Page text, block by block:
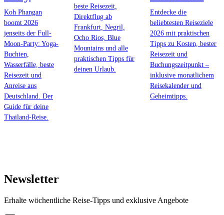
Koh Phangan
boomt 2026
jenseits der Full-
Moon-Party: Yoga-
Buchten,
Wasserfälle, beste
Reisezeit und
Anreise aus
Deutschland. Der
Guide für deine
Thailand-Reise.
beste Reisezeit,
Direktflug ab
Frankfurt, Negril,
Ocho Rios, Blue
Mountains und alle
praktischen Tipps für
deinen Urlaub.
Entdecke die
beliebtesten Reiseziele
2026 mit praktischen
Tipps zu Kosten, bester
Reisezeit und
Buchungszeitpunkt –
inklusive monatlichem
Reisekalender und
Geheimtipps.
Newsletter
Erhalte wöchentliche Reise-Tipps und exklusive Angebote